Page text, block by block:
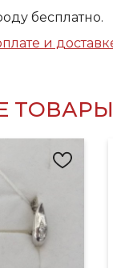
бесплатно.
и
ТОВАРЫ